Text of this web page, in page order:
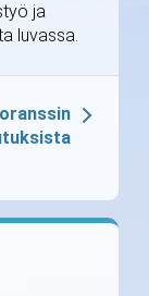
ja
luvassa.